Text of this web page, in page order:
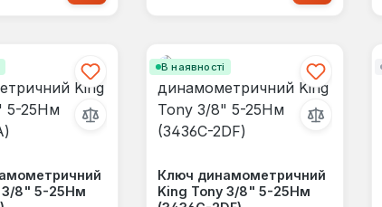
3/8" 5-25Нм
В наявності
Ключ динамометричний
King Tony 3/8" 5-25Нм